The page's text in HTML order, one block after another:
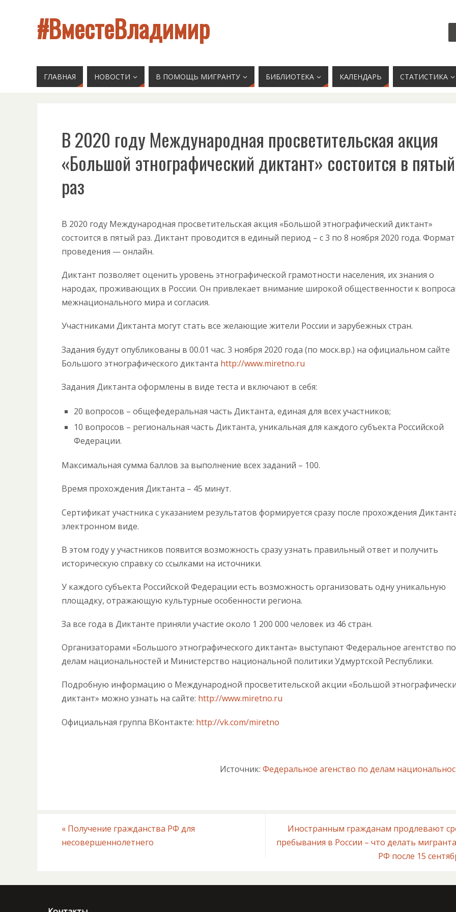
#ВместеВладимир
ГЛАВНАЯ НОВОСТИ В ПОМОЩЬ МИГРАНТУ БИБЛИОТЕКА КАЛЕНДАРЬ СТАТИСТИКА
В 2020 году Международная просветительская акция
«Большой этнографический диктант» состоится в пятый
раз
В 2020 году Международная просветительская акция «Большой этнографический диктант»
состоится в пятый раз. Диктант проводится в единый период – с 3 по 8 ноября 2020 года. Формат
проведения — онлайн.
Диктант позволяет оценить уровень этнографической грамотности населения, их знания о
народах, проживающих в России. Он привлекает внимание широкой общественности к
межнационального мира и согласия.
Участниками Диктанта могут стать все желающие жители России и зарубежных стран.
Задания будут опубликованы в 00.01 час. 3 ноября 2020 года (по моск.вр.) на официальном сайте
Большого этнографического диктанта http://www.miretno.ru
Задания Диктанта оформлены в виде теста и включают в себя:
20 вопросов – общефедеральная часть Диктанта, единая для всех участников;
10 вопросов – региональная часть Диктанта, уникальная для каждого субъекта Российской
Федерации.
Максимальная сумма баллов за выполнение всех заданий – 100.
Время прохождения Диктанта – 45 минут.
Сертификат участника с указанием результатов формируется сразу после прохождения
электронном виде.
В этом году у участников появится возможность сразу узнать правильный ответ и получить
историческую справку со ссылками на источники.
У каждого субъекта Российской Федерации есть возможность организовать одну уникальную
площадку, отражающую культурные особенности региона.
За все года в Диктанте приняли участие около 1 200 000 человек из 46 стран.
Организаторами «Большого этнографического диктанта» выступают Федеральное агентство по
делам национальностей и Министерство национальной политики Удмуртской Республики.
Подробную информацию о Международной просветительской акции «Большой
диктант» можно узнать на сайте: http://www.miretno.ru
Официальная группа ВКонтакте: http://vk.com/miretno
Источник: Федеральное агенство по делам
« Получение гражданства РФ для
несовершеннолетнего
Иностранным гражданам продлевают
пребывания в России – что делать
РФ после 15